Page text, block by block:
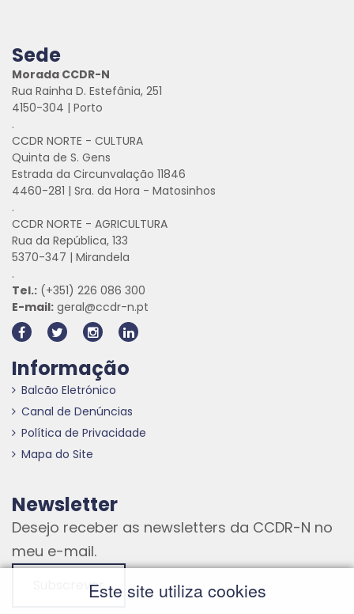
Sede
Morada CCDR-N
Rua Rainha D. Estefânia, 251
4150-304 | Porto
.
CCDR NORTE - CULTURA
Quinta de S. Gens
Estrada da Circunvalação 11846
4460-281 | Sra. da Hora - Matosinhos
.
CCDR NORTE - AGRICULTURA
Rua da República, 133
5370-347 | Mirandela
.
Tel.: (+351) 226 086 300
E-mail: geral@ccdr-n.pt
Informação
Balcão Eletrónico
Canal de Denúncias
Política de Privacidade
Mapa do Site
Newsletter
Desejo receber as newsletters da CCDR-N no
meu e-mail.
SubscreverEste site utiliza cookies